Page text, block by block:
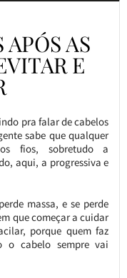
AS
E
pra falar de cabelos
sabe que qualquer
fios, sobretudo a
aqui, a progressiva e
massa, e se perde
que começar a cuidar
porque quem faz
o cabelo sempre vai